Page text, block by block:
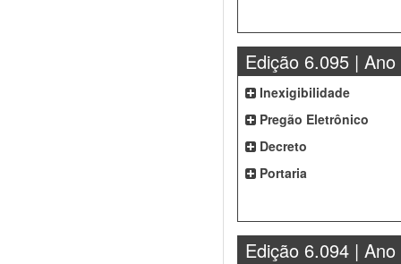
Edição 6.095 | Ano
Inexigibilidade
Pregão Eletrônico
Decreto
Portaria
Edição 6.094 | Ano